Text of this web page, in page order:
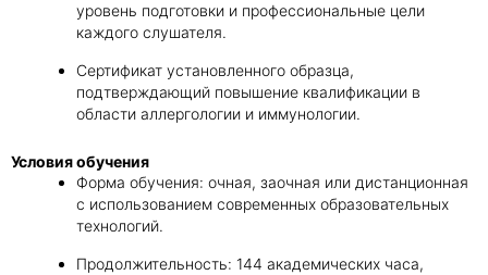
уровень подготовки и профессиональные цели
каждого слушателя.
Сертификат установленного образца,
подтверждающий повышение квалификации в
области аллергологии и иммунологии.
Условия обучения
Форма обучения: очная, заочная или дистанционная
с использованием современных образовательных
технологий.
Продолжительность: 144 академических часа,